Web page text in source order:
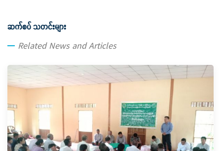
ဆက်စပ် သတင်းများ
Related News and Articles